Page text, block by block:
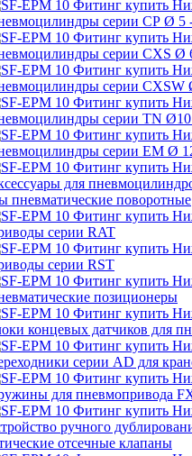
серии СР Ø 5
серии CXS Ø
серии CXSW
серии TN
серии EM Ø
для
пневматические поворотные
серии RAT
серии RST
позиционеры
концевых датчиков для
серии AD для
для пневмопривода
ручного
отсечные клапаны